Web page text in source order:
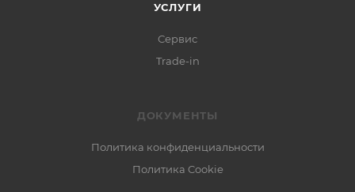
УСЛУГИ
Сервис
Trade-in
ДОКУМЕНТЫ
Политика конфиденциальности
Политика Cookie